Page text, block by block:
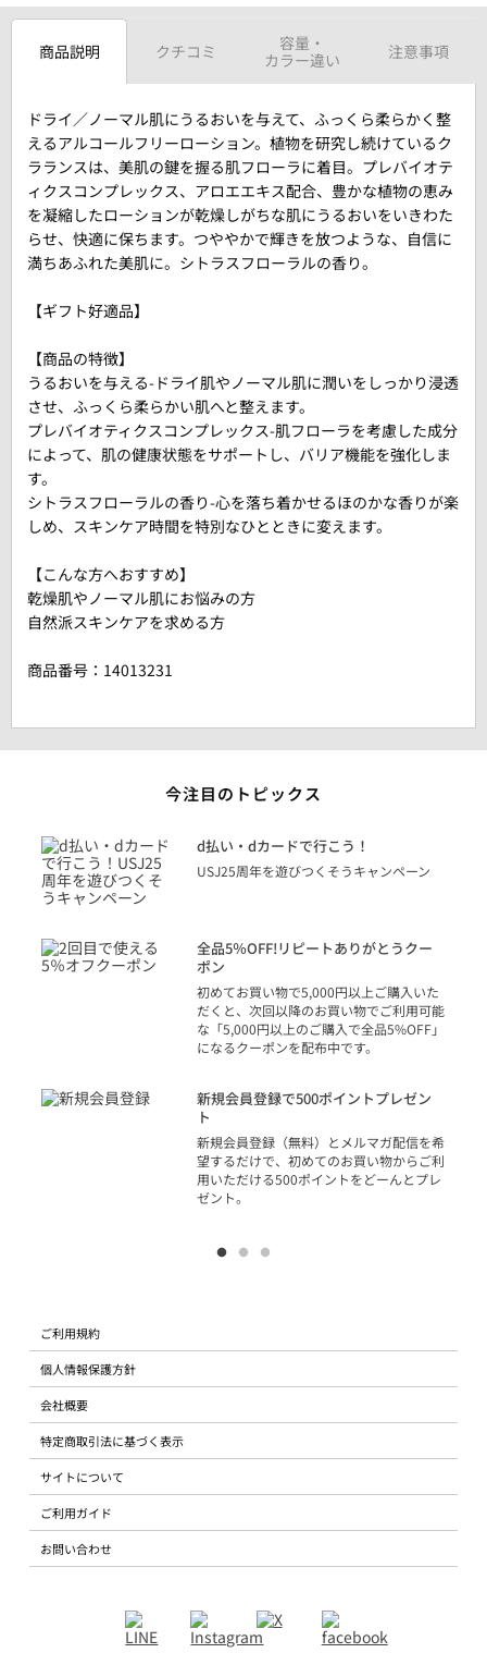
商品説明 クチコミ
容量・
カラー違い
注意事項
ドライ／ノーマル肌にうるおいを与えて、ふっくら柔らかく整
えるアルコールフリーローション。植物を研究し続けているク
ラランスは、美肌の鍵を握る肌フローラに着目。プレバイオテ
ィクスコンプレックス、アロエエキス配合、豊かな植物の恵み
を凝縮したローションが乾燥しがちな肌にうるおいをいきわた
らせ、快適に保ちます。つややかで輝きを放つような、自信に
満ちあふれた美肌に。シトラスフローラルの香り。
【ギフト好適品】
【商品の特徴】
うるおいを与える-ドライ肌やノーマル肌に潤いをしっかり浸透
させ、ふっくら柔らかい肌へと整えます。
プレバイオティクスコンプレックス-肌フローラを考慮した成分
によって、肌の健康状態をサポートし、バリア機能を強化しま
す。
シトラスフローラルの香り-心を落ち着かせるほのかな香りが楽
しめ、スキンケア時間を特別なひとときに変えます。
【こんな方へおすすめ】
乾燥肌やノーマル肌にお悩みの方
自然派スキンケアを求める方
商品番号： 14013231
今注目のトピックス
d払い・dカードで行こう！
USJ25周年を遊びつくそうキャンペーン
全品5％OFF!リピートありがとうクー
ポン
初めてお買い物で5,000円以上ご購入いた
だくと、次回以降のお買い物でご利用可能
な「5,000円以上のご購入で全品5%OFF」
になるクーポンを配布中です。
新規会員登録で500ポイントプレゼン
ト
新規会員登録（無料）とメルマガ配信を希
望するだけで、初めてのお買い物からご利
用いただける500ポイントをどーんとプレ
ゼント。
ご利用規約
個人情報保護方針
会社概要
特定商取引法に基づく表示
サイトについて
ご利用ガイド
お問い合わせ